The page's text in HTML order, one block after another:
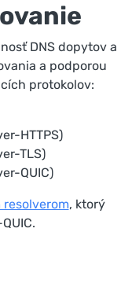
DNS dopytov a
a podporou
protokolov:
HTTPS)
TLS)
QUIC)
, ktorý